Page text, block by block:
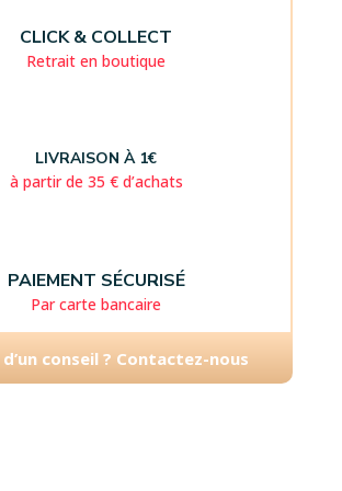
CLICK & COLLECT
Retrait en boutique
LIVRAISON À 1€
à partir de 35 € d’achats
PAIEMENT SÉCURISÉ
Par carte bancaire
conseil ? Contactez-nous